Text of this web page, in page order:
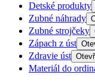
Detské produkty
Zubné náhrady
Zubné strojčeky
Zápach z úst
Zdravie úst
Materiál do